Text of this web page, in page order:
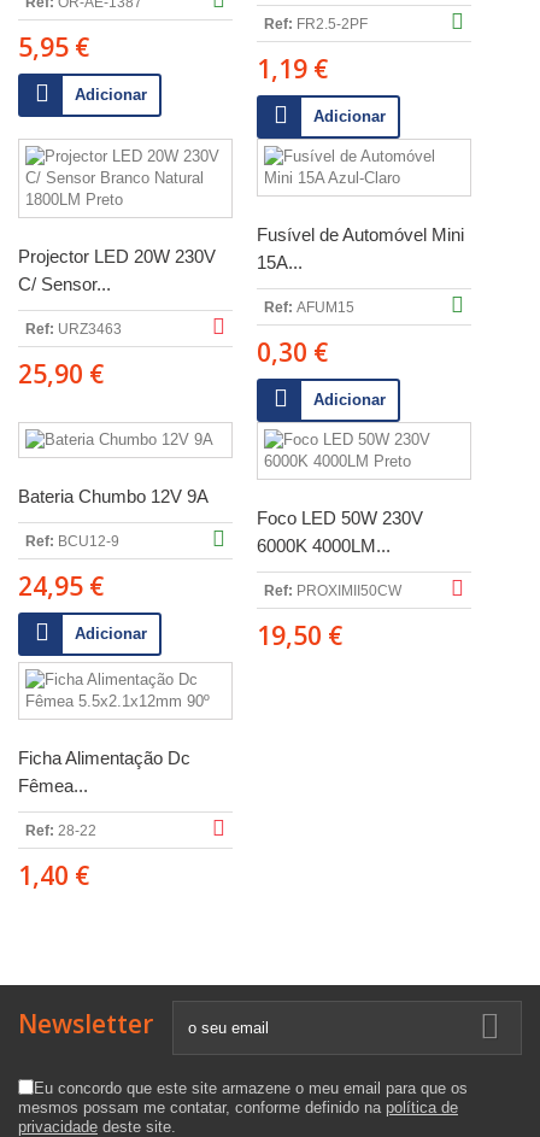
5,95 €
Adicionar
Ref: FR2.5-2PF
1,19 €
Adicionar
Projector LED 20W 230V
C/ Sensor...
Ref: URZ3463
25,90 €
Fusível de Automóvel Mini
15A...
Ref: AFUM15
0,30 €
Adicionar
Bateria Chumbo 12V 9A
Ref: BCU12-9
24,95 €
Adicionar
Foco LED 50W 230V
6000K 4000LM...
Ref: PROXIMII50CW
19,50 €
Ficha Alimentação Dc
Fêmea...
Ref: 28-22
1,40 €
Newsletter
Eu concordo que este site armazene o meu email para que os
mesmos possam me contatar, conforme definido na política de
privacidade deste site.